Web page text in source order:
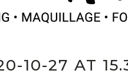
10-27 AT